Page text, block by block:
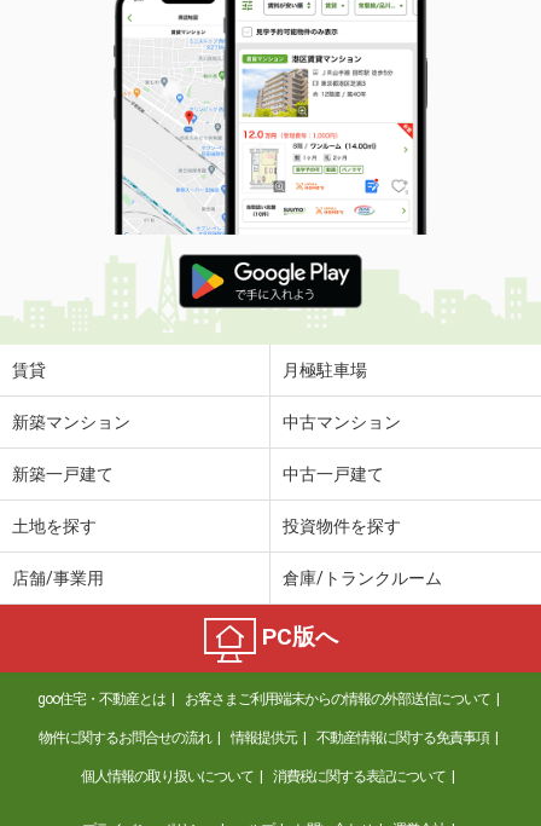
賃貸 月極駐車場
新築マンション 中古マンション
新築一戸建て 中古一戸建て
土地を探す 投資物件を探す
店舗/事業用 倉庫/トランクルーム
PC版へ
goo住宅・不動産とは お客さまご利用端末からの情報の外部送信について
物件に関するお問合せの流れ 情報提供元 不動産情報に関する免責事項
個人情報の取り扱いについて 消費税に関する表記について